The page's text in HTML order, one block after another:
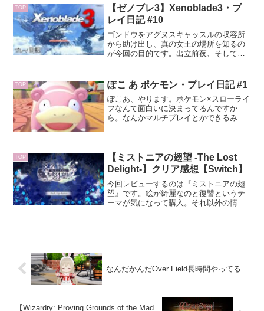
歌うのを嫌がってたポリーンだけど、今
やノリノリ状態。最後のバナンザを習
得。
TOP
【ゼノブレ3】Xenoblade3・プ
レイ日記 #10
ゴンドウをアグヌスキャッスルの収容所
から助け出し、真の女王の場所を知るの
が今回の目的です。出立前夜、そして早
に、強い子たちだよ……。バウンダリー
に乗ってエルティア海を渡ります。
TOP ぽこ あ ポケモン・プレイ日記 #1
ぽこあ、やります。ポケモン×スローライ
フなんて面白いに決まってるんですか
ら。なんかマルチプレイとかできるみた
ください。
TOP
【ミストニアの翅望 -The Lost
Delight-】クリア感想【Switch】
今回レビューするのは『ミストニアの翅
望』です。絵が綺麗なのと復讐というテ
ーマが気になって購入。それ以外の情報
なんだかんだOver Field長時間やってる
【Wizardry: Proving Grounds of the Mad